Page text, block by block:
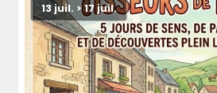
13 juil. > 17 juil.